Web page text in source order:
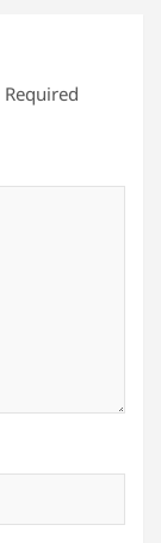
Required